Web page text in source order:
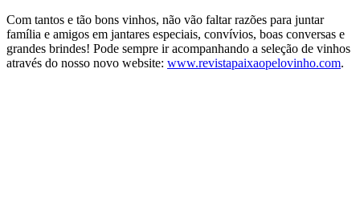
Com tantos e tão bons vinhos, não vão faltar razões para juntar
família e amigos em jantares especiais, convívios, boas conversas e
grandes brindes! Pode sempre ir acompanhando a seleção de vinhos
através do nosso novo website: www.revistapaixaopelovinho.com.